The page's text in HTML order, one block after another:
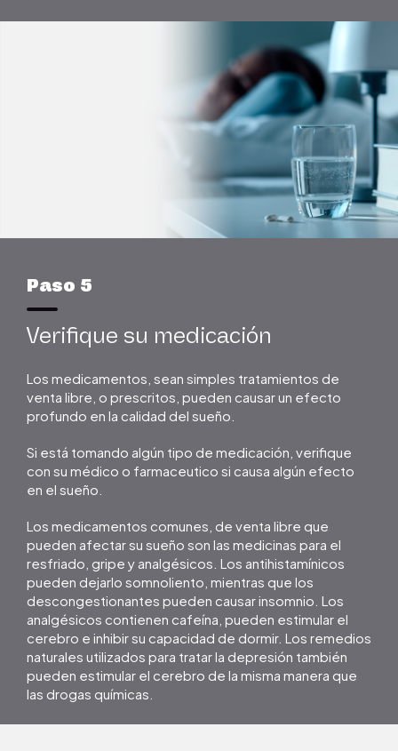
Paso 5
Verifique su medicación
Los medicamentos, sean simples tratamientos de
venta libre, o prescritos, pueden causar un efecto
profundo en la calidad del sueño.
Si está tomando algún tipo de medicación, verifique
con su médico o farmaceutico si causa algún efecto
en el sueño.
Los medicamentos comunes, de venta libre que
pueden afectar su sueño son las medicinas para el
resfriado, gripe y analgésicos. Los antihistamínicos
pueden dejarlo somnoliento, mientras que los
descongestionantes pueden causar insomnio. Los
analgésicos contienen cafeína, pueden estimular el
cerebro e inhibir su capacidad de dormir. Los remedios
naturales utilizados para tratar la depresión también
pueden estimular el cerebro de la misma manera que
las drogas químicas.